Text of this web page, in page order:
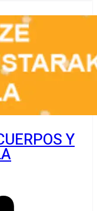
Y